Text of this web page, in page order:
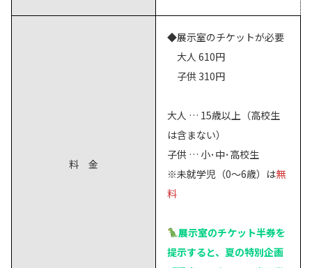
料 金
◆展示室のチケットが必要
大人 610円
子供 310円
大人 … 15歳以上（高校生
は含まない）
子供 … 小･中･高校生
※未就学児（0～6歳）は無
料
展示室のチケット半券を
提示すると、夏の特別企画